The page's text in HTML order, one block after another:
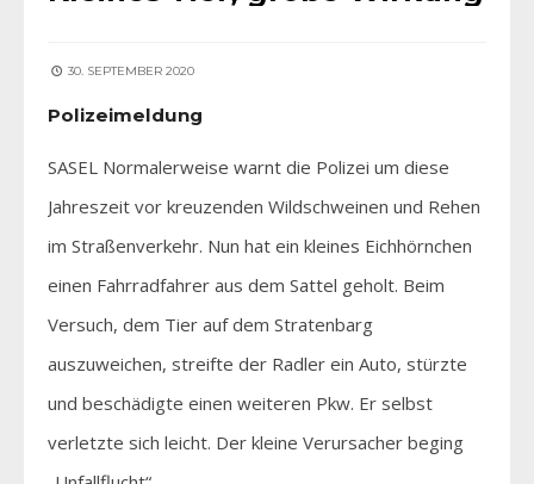
30. SEPTEMBER 2020
Polizeimeldung
SASEL Normalerweise warnt die Polizei um diese
Jahreszeit vor kreuzenden Wildschweinen und Rehen
im Straßenverkehr. Nun hat ein kleines Eichhörnchen
einen Fahrradfahrer aus dem Sattel geholt. Beim
Versuch, dem Tier auf dem Stratenbarg
auszuweichen, streifte der Radler ein Auto, stürzte
und beschädigte einen weiteren Pkw. Er selbst
verletzte sich leicht. Der kleine Verursacher beging